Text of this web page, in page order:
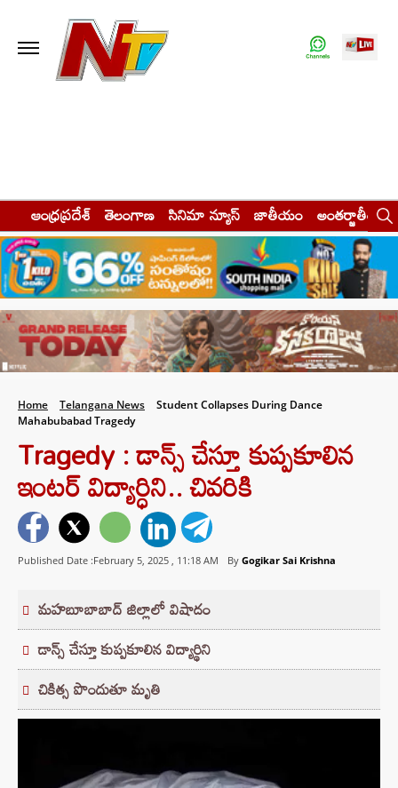
ఆంధ్రప్రదేశ్ తెలంగాణ సినిమా న్యూస్ జాతీయం అంతర్జాతీయం
Home Telangana News
Student Collapses During Dance
Mahabubabad Tragedy
Tragedy : డాన్స్ చేస్తూ కుప్పకూలిన
ఇంటర్‌ విద్యార్ధిని.. చివరికి
Published Date :February 5, 2025 , 11:18 AM By Gogikar Sai Krishna
మహబూబాబాద్ జిల్లాలో విషాదం
డాన్స్‌ చేస్తూ కుప్పకూలిన విద్యార్థిని
చికిత్స పొందుతూ మృతి